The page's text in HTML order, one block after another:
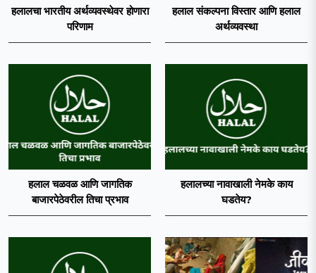
हलालचा भारतीय अर्थव्यवस्थेवर होणारा
परिणाम
हलाल संकल्पना विस्तार आणि हलाल
अर्थव्यवस्था
हलाल चळवळ आणि जागतिक
बाजारपेठेवरील तिचा प्रभाव
हलालच्या नावाखाली नेमके काय
घडतेय?